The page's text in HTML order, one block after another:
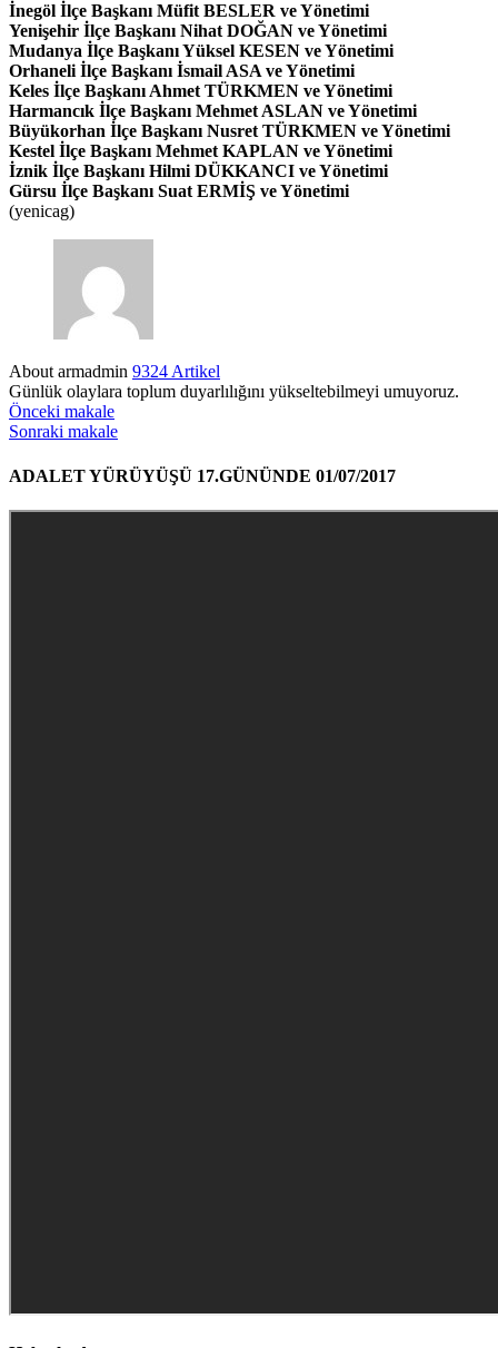
İnegöl İlçe Başkanı Müfit BESLER ve Yönetimi
Yenişehir İlçe Başkanı Nihat DOĞAN ve Yönetimi
Mudanya İlçe Başkanı Yüksel KESEN ve Yönetimi
Orhaneli İlçe Başkanı İsmail ASA ve Yönetimi
Keles İlçe Başkanı Ahmet TÜRKMEN ve Yönetimi
Harmancık İlçe Başkanı Mehmet ASLAN ve Yönetimi
Büyükorhan İlçe Başkanı Nusret TÜRKMEN ve Yönetimi
Kestel İlçe Başkanı Mehmet KAPLAN ve Yönetimi
İznik İlçe Başkanı Hilmi DÜKKANCI ve Yönetimi
Gürsu İlçe Başkanı Suat ERMİŞ ve Yönetimi
(yenicag)
About armadmin 9324 Artikel
Günlük olaylara toplum duyarlılığını yükseltebilmeyi umuyoruz.
Önceki makale
Sonraki makale
ADALET YÜRÜYÜŞÜ 17.GÜNÜNDE 01/07/2017